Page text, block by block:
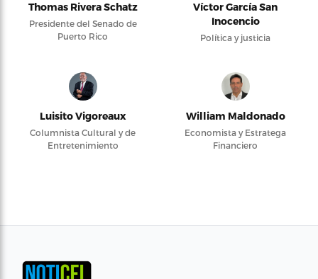
Thomas Rivera Schatz
Presidente del Senado de
Puerto Rico
Víctor García San
Inocencio
Política y justicia
Luisito Vigoreaux
Columnista Cultural y de
Entretenimiento
William Maldonado
Economista y Estratega
Financiero